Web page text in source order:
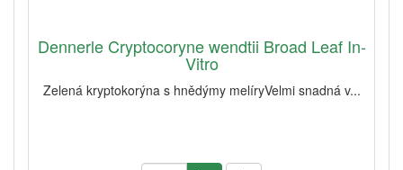
Dennerle Cryptocoryne wendtii Broad Leaf In-
Vitro
Zelená kryptokorýna s hnědýmy melíryVelmi snadná v...